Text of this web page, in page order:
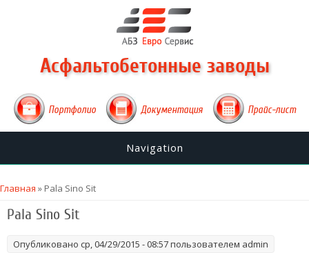
Асфальтобетонные заводы
Портфолио Документация Прайс-лист
Navigation
Вы здесь
Главная » Pala Sino Sit
Pala Sino Sit
Опубликовано ср, 04/29/2015 - 08:57 пользователем admin